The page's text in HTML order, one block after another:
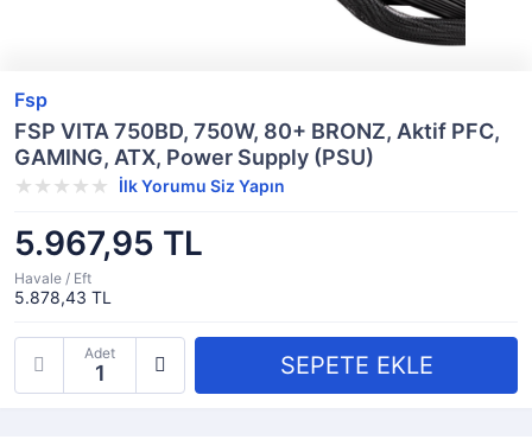
Fsp
FSP VITA 750BD, 750W, 80+ BRONZ, Aktif PFC,
GAMING, ATX, Power Supply (PSU)
İlk Yorumu Siz Yapın
5.967,95 TL
Havale / Eft
5.878,43 TL
Adet